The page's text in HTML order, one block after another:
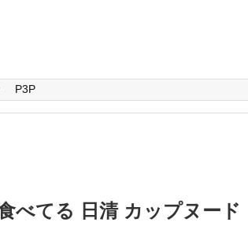
P3P
べてる 日清 カップヌード